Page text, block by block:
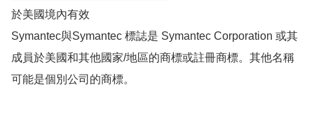
於美國境內有效
Symantec與Symantec 標誌是 Symantec Corporation 或其
成員於美國和其他國家/地區的商標或註冊商標。其他名稱
可能是個別公司的商標。